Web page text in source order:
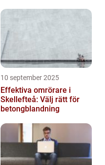
10 september 2025
Effektiva omrörare i
Skellefteå: Välj rätt för
betongblandning